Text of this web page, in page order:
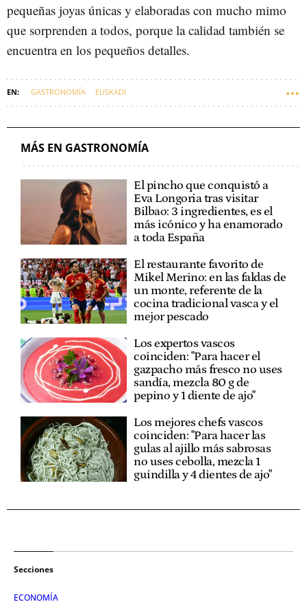
pequeñas joyas únicas y elaboradas con mucho mimo
que sorprenden a todos, porque la calidad también se
encuentra en los pequeños detalles.
GASTRONOMÍA EUSKADI
MÁS EN GASTRONOMÍA
El pincho que conquistó a
Eva Longoria tras visitar
Bilbao: 3 ingredientes, es el
más icónico y ha enamorado
a toda España
El restaurante favorito de
Mikel Merino: en las faldas de
un monte, referente de la
cocina tradicional vasca y el
mejor pescado
Los expertos vascos
coinciden: "Para hacer el
gazpacho más fresco no uses
sandía, mezcla 80 g de
pepino y 1 diente de ajo"
Los mejores chefs vascos
coinciden: "Para hacer las
gulas al ajillo más sabrosas
no uses cebolla, mezcla 1
guindilla y 4 dientes de ajo"
Secciones
ECONOMÍA